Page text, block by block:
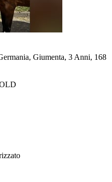
Giumenta, 3 Anni, 168